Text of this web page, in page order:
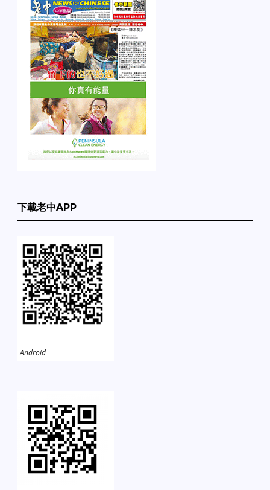
下載老中APP
Android